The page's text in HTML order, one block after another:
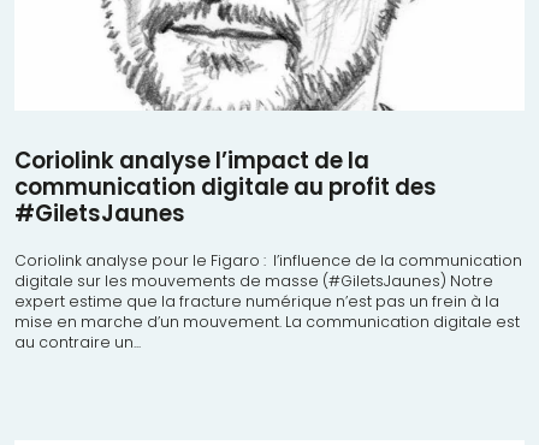
Coriolink analyse l’impact de la
communication digitale au profit des
#GiletsJaunes
Coriolink analyse pour le Figaro : l’influence de la communication
digitale sur les mouvements de masse (#GiletsJaunes) Notre
expert estime que la fracture numérique n’est pas un frein à la
mise en marche d’un mouvement. La communication digitale est
au contraire un...